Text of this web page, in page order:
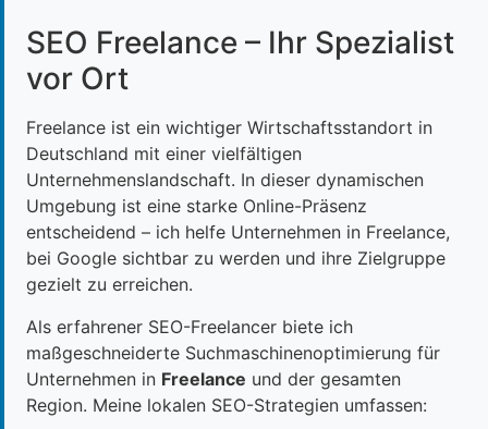
SEO Freelance – Ihr Spezialist
vor Ort
Freelance ist ein wichtiger Wirtschaftsstandort in
Deutschland mit einer vielfältigen
Unternehmenslandschaft. In dieser dynamischen
Umgebung ist eine starke Online-Präsenz
entscheidend – ich helfe Unternehmen in Freelance,
bei Google sichtbar zu werden und ihre Zielgruppe
gezielt zu erreichen.
Als erfahrener SEO-Freelancer biete ich
maßgeschneiderte Suchmaschinenoptimierung für
Unternehmen in Freelance und der gesamten
Region. Meine lokalen SEO-Strategien umfassen: